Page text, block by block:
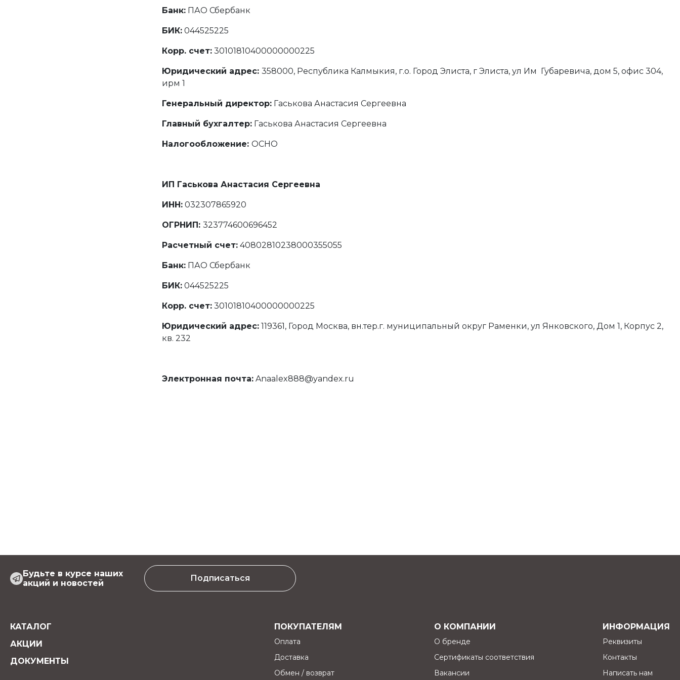
Банк: ПАО Сбербанк
БИК: 044525225
Корр. счет: 30101810400000000225
Юридический адрес: 358000, Республика Калмыкия, г.о. Город Элиста, г Элиста, ул Им Губаревича, дом 5, офис 304,
ирм 1
Генеральный директор: Гаськова Анастасия Сергеевна
Главный бухгалтер: Гаськова Анастасия Сергеевна
Налогообложение: ОСНО
ИП Гаськова Анастасия Сергеевна
ИНН: 032307865920
ОГРНИП: 323774600696452
Расчетный счет: 40802810238000355055
Банк: ПАО Сбербанк
БИК: 044525225
Корр. счет: 30101810400000000225
Юридический адрес: 119361, Город Москва, вн.тер.г. муниципальный округ Раменки, ул Янковского, Дом 1, Корпус 2,
кв. 232
Электронная почта: Anaalex888@yandex.ru
Будьте в курсе наших
акций и новостей
Подписаться
КАТАЛОГ
АКЦИИ
ДОКУМЕНТЫ
ПОКУПАТЕЛЯМ
Оплата
Доставка
Обмен / возврат
О КОМПАНИИ
О бренде
Сертификаты соответствия
Вакансии
ИНФОРМАЦИЯ
Реквизиты
Контакты
Написать нам